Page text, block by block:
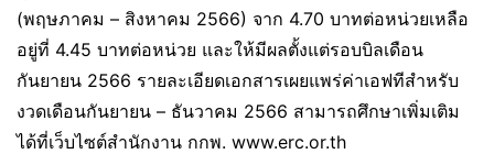
(พฤษภาคม – สิงหาคม 2566) จาก 4.70 บาทต่อหน่วยเหลือ
อยู่ที่ 4.45 บาทต่อหน่วย และให้มีผลตั้งแต่รอบบิลเดือน
กันยายน 2566 รายละเอียดเอกสารเผยแพร่ค่าเอฟทีสำหรับ
งวดเดือนกันยายน – ธันวาคม 2566 สามารถศึกษาเพิ่มเติม
ได้ที่เว็บไซต์สำนักงาน กกพ. www.erc.or.th